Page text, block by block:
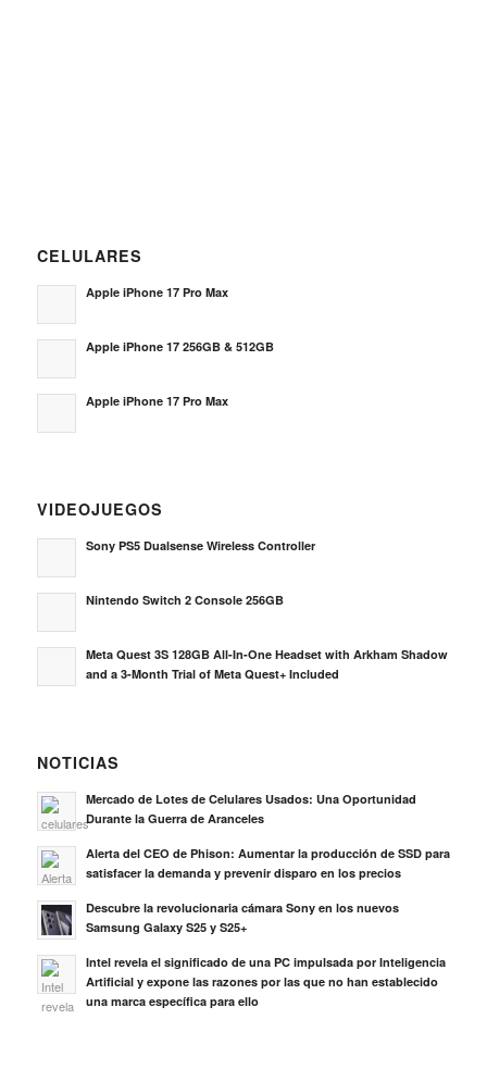
CELULARES
Apple iPhone 17 Pro Max
Apple iPhone 17 256GB & 512GB
Apple iPhone 17 Pro Max
VIDEOJUEGOS
Sony PS5 Dualsense Wireless Controller
Nintendo Switch 2 Console 256GB
Meta Quest 3S 128GB All-In-One Headset with Arkham Shadow
and a 3-Month Trial of Meta Quest+ Included
NOTICIAS
Mercado de Lotes de Celulares Usados: Una Oportunidad
Durante la Guerra de Aranceles
Alerta del CEO de Phison: Aumentar la producción de SSD para
satisfacer la demanda y prevenir disparo en los precios
Descubre la revolucionaria cámara Sony en los nuevos
Samsung Galaxy S25 y S25+
Intel revela el significado de una PC impulsada por Inteligencia
Artificial y expone las razones por las que no han establecido
una marca específica para ello